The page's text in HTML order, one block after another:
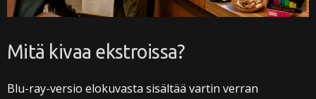
Mitä kivaa ekstroissa?
Blu-ray-versio elokuvasta sisältää vartin verran